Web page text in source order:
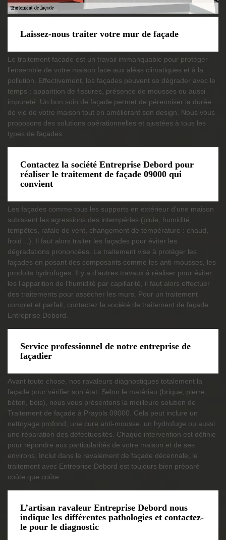
Laissez-nous traiter votre mur de façade
Le traitement facade est un travail immanquable pour protéger
l’ensemble de votre maison face aux aléas climatiques et à la
pollution. Effectivement, les façades peuvent se dégrader avec le
temps : apparition de fissures, présence de mousses ou aussi
impureté. Un bon soin de façade permet de pérenniser la durée
de vie de votre maison tout en améliorant son design. Nous vous
proposons des solutions opérationnelles et ajustées à tous les
types de façades.
Contactez la société Entreprise Debord pour
réaliser le traitement de façade 09000 qui
convient
Les façades comme tous les supports en extérieur d’une maison
subissent les agressions des intempéries (pluie, humidité,
tempêtes, rafale de vent, changement de température : chaud,
froid…). Il faut alors traiter les façades pour éviter les
dégradations prononcées. Le traitement vise à protéger les
façades en posant des composants comme les anti-mousses, les
produits hydrofuges. Il y a d’autres travaux à réaliser pour éviter
les l’apparition de l’humidité par capillarité, il faut alors effectuer
des traitements pour assécher les murs. Pour un traitement
complet et parfait, contactez la société de traitement de façade
Entreprise Debord.
Service professionnel de notre entreprise de
façadier
Avant toute chose, nos ravaleurs diagnostiques totalement la
façade pour vérifier son état. Selon le matériau (brique, pierre,
béton, bois), nous vous présentons la meilleure solution de
Traitement de façade à Prayols 09000. Cela peut inclure un
nettoyage profond, une cure anti-mousse, un hydrofuge ou aussi
une réparation des défectuosités. Chaque intervention est définie
pour répondre aux particularités de votre maison et de ses
environs. Inclut dans le ravalement de façade décennale, le
traitement avec Entreprise Debord est toujours bien préparé
coûte que coûte.
L’artisan ravaleur Entreprise Debord nous
indique les différentes pathologies et contactez-
le pour le diagnostic